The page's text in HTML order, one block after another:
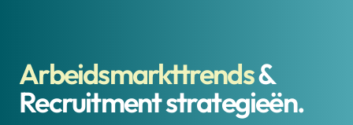
Arbeidsmarkttrends&
Recruitment strategieën.